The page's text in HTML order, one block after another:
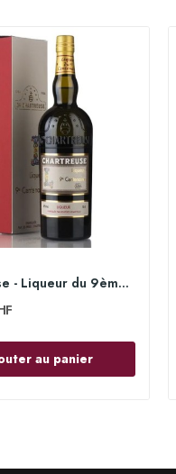
Chartreuse - Liqueur du 9ème Centenaire, 47°,...
au panier